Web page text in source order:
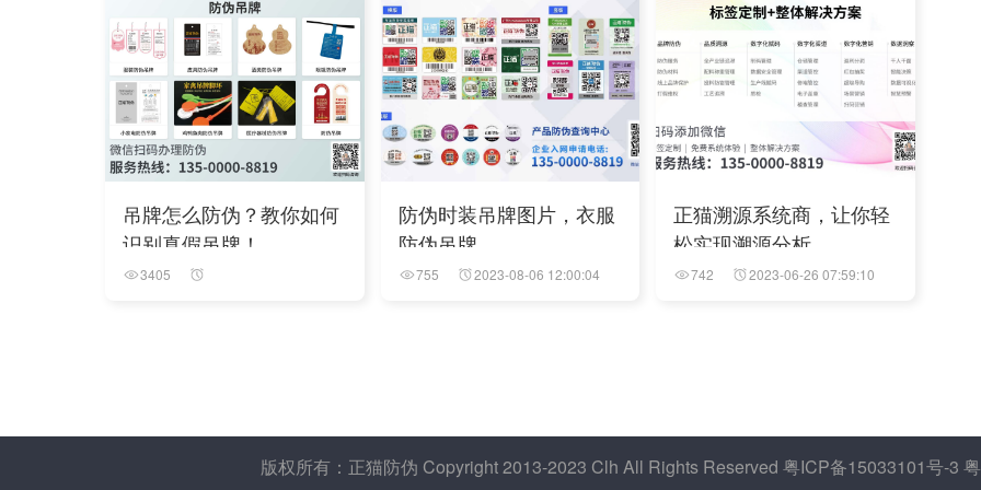
吊牌怎么防伪？教你如何
识别真假吊牌！
3405
防伪时装吊牌图片，衣服
防伪吊牌
755 2023-08-06 12:00:04
正猫溯源系统商，让你轻
松实现溯源分析
742 2023-06-26 07:59:10
版权所有：正猫防伪 Copyright 2013-2023 Clh All Rights Reserved 粤ICP备15033101号-3